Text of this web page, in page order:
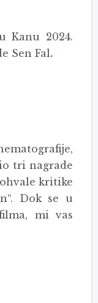
Kanu 2024.
Sen Fal.
tri nagrade
kritike
Dok se u
mi vas